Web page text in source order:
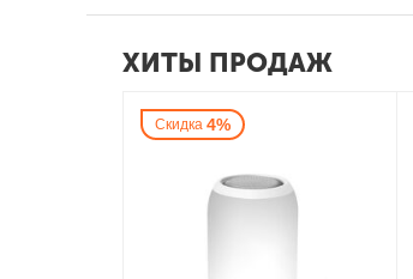
ХИТЫ ПРОДАЖ
Скидка 4%